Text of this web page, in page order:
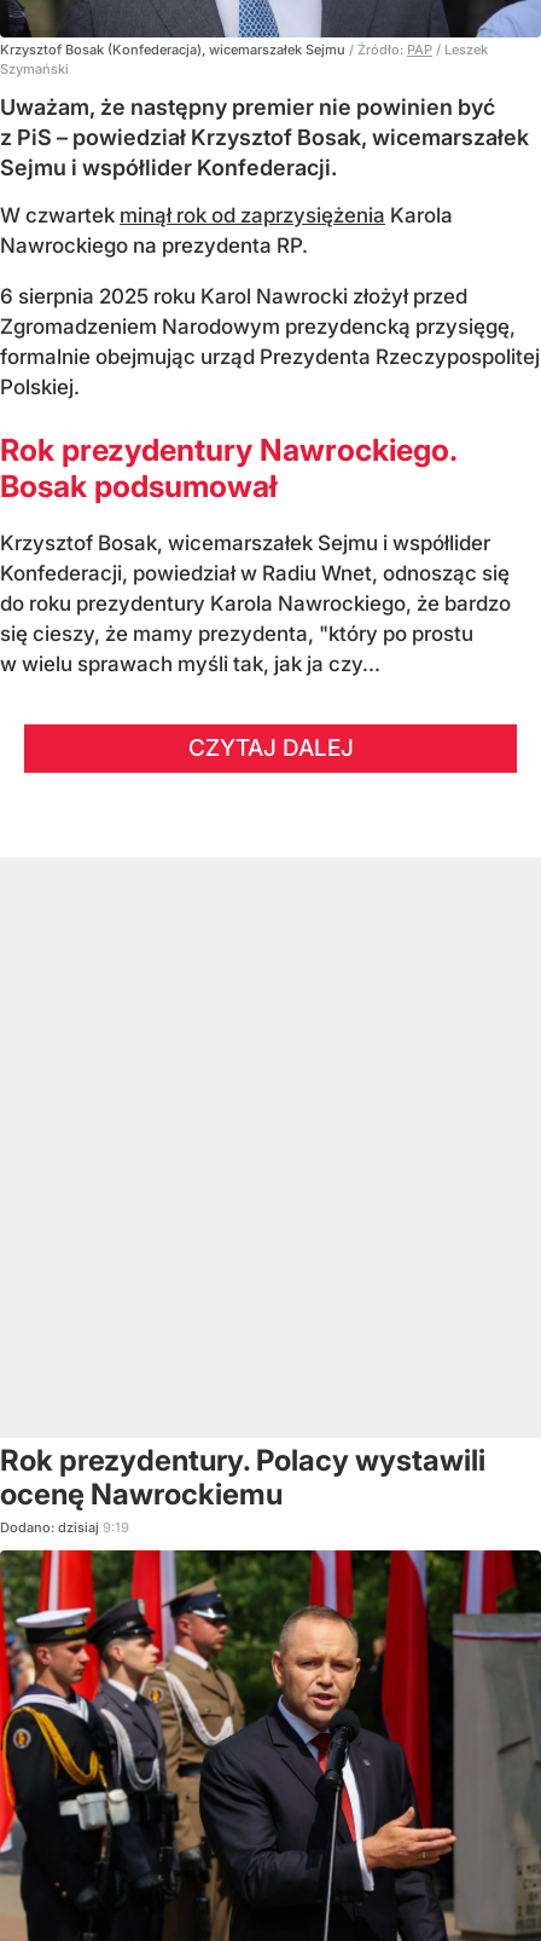
Krzysztof Bosak (Konfederacja), wicemarszałek Sejmu / Źródło: PAP / Leszek
Szymański
Uważam, że następny premier nie powinien być
z PiS – powiedział Krzysztof Bosak, wicemarszałek
Sejmu i współlider Konfederacji.
W czwartek minął rok od zaprzysiężenia Karola
Nawrockiego na prezydenta RP.
6 sierpnia 2025 roku Karol Nawrocki złożył przed
Zgromadzeniem Narodowym prezydencką przysięgę,
formalnie obejmując urząd Prezydenta Rzeczypospolitej
Polskiej.
Rok prezydentury Nawrockiego.
Bosak podsumował
Krzysztof Bosak, wicemarszałek Sejmu i współlider
Konfederacji, powiedział w Radiu Wnet, odnosząc się
do roku prezydentury Karola Nawrockiego, że bardzo
się cieszy, że mamy prezydenta, "który po prostu
w wielu sprawach myśli tak, jak ja czy...
CZYTAJ DALEJ
Rok prezydentury. Polacy wystawili
ocenę Nawrockiemu
Dodano: dzisiaj 9:19